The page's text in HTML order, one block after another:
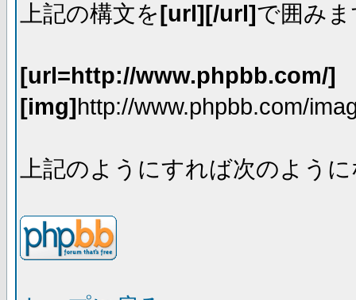
上記の構文を[url][/url]で囲み
[url=http://www.phpbb.com/]
[img]http://www.phpbb.com/
上記のようにすれば次のよう